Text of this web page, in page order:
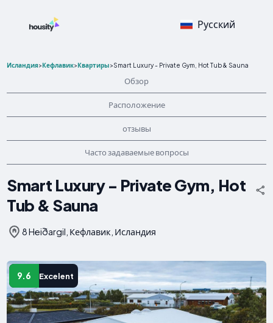
Русский
Исландия>Кефлавик>Квартиры>Smart Luxury - Private Gym, Hot Tub & Sauna
Обзор
Расположение
отзывы
Часто задаваемые вопросы
Smart Luxury - Private Gym, Hot
Tub & Sauna
8 Heiðargil, Кефлавик, Исландия
9.6 Excelent